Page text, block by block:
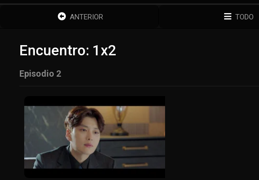
ANTERIOR TODO
Encuentro: 1x2
Episodio 2